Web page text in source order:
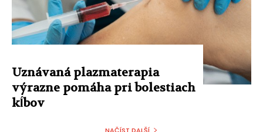
Uznávaná plazmaterapia
výrazne pomáha pri bolestiach
kĺbov